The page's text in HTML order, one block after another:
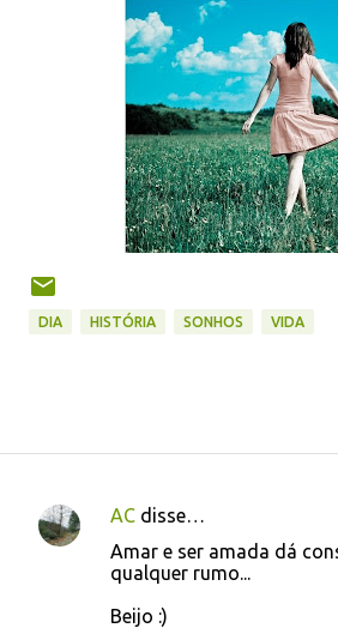
DIA HISTÓRIA SONHOS VIDA
C
AC disse…
Amar e ser amada dá
qualquer rumo...
Beijo :)